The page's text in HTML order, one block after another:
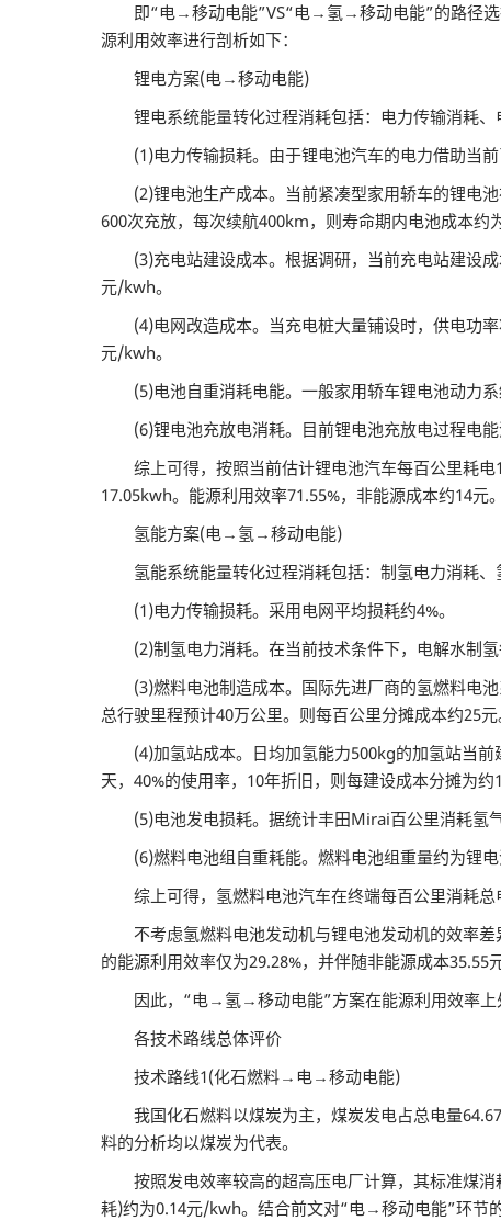
即“电→移动电能”VS“电→氢→移动电能”的路径选择
源利用效率进行剖析如下：
锂电方案(电→移动电能)
锂电系统能量转化过程消耗包括：电力传输消耗、
(1)电力传输损耗。由于锂电池汽车的电力借助当前
(2)锂电池生产成本。当前紧凑型家用轿车的锂电池
600次充放，每次续航400km，则寿命期内电池成本约
(3)充电站建设成本。根据调研，当前充电站建设成
元/kwh。
(4)电网改造成本。当充电桩大量铺设时，供电功率
元/kwh。
(5)电池自重消耗电能。一般家用轿车锂电池动力系
(6)锂电池充放电消耗。目前锂电池充放电过程电能
综上可得，按照当前估计锂电池汽车每百公里耗电
17.05kwh。能源利用效率71.55%，非能源成本约14元。
氢能方案(电→氢→移动电能)
氢能系统能量转化过程消耗包括：制氢电力消耗、
(1)电力传输损耗。采用电网平均损耗约4%。
(2)制氢电力消耗。在当前技术条件下，电解水制氢
(3)燃料电池制造成本。国际先进厂商的氢燃料电池
总行驶里程预计40万公里。则每百公里分摊成本约25元
(4)加氢站成本。日均加氢能力500kg的加氢站当前
天，40%的使用率，10年折旧，则每建设成本分摊为约
(5)电池发电损耗。据统计丰田Mirai百公里消耗氢气
(6)燃料电池组自重耗能。燃料电池组重量约为锂电
综上可得，氢燃料电池汽车在终端每百公里消耗总
不考虑氢燃料电池发动机与锂电池发动机的效率差
的能源利用效率仅为29.28%，并伴随非能源成本35.55元
因此，“电→氢→移动电能”方案在能源利用效率上处
各技术路线总体评价
技术路线1(化石燃料→电→移动电能)
我国化石燃料以煤炭为主，煤炭发电占总电量
料的分析均以煤炭为代表。
按照发电效率较高的超高压电厂计算，其标准煤消
耗)约为0.14元/kwh。结合前文对“电→移动电能”环节